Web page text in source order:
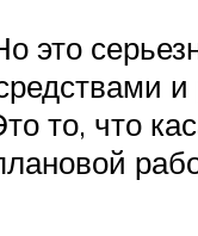
это
то, что